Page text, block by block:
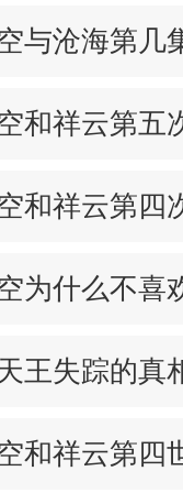
与沧海第几
和祥云第
和祥云第
为什么不喜
王失踪的真
和祥云第